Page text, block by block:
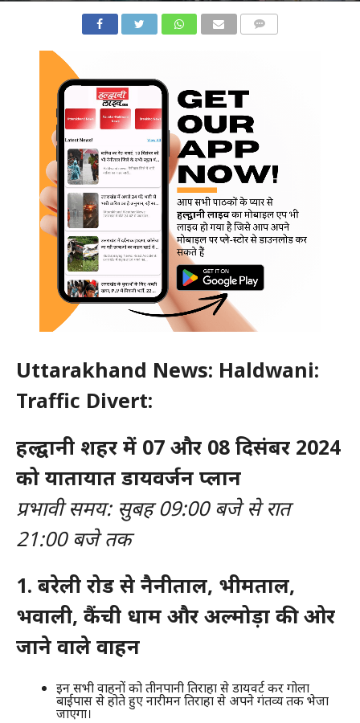
Uttarakhand News: Haldwani:
Traffic Divert:
हल्द्वानी शहर में 07 और 08 दिसंबर 2024
को यातायात डायवर्जन प्लान
प्रभावी समय: सुबह 09:00 बजे से रात
21:00 बजे तक
1. बरेली रोड से नैनीताल, भीमताल,
भवाली, कैंची धाम और अल्मोड़ा की ओर
जाने वाले वाहन
इन सभी वाहनों को तीनपानी तिराहा से डायवर्ट कर गोला
बाईपास से होते हुए नारीमन तिराहा से अपने गंतव्य तक भेजा
जाएगा।